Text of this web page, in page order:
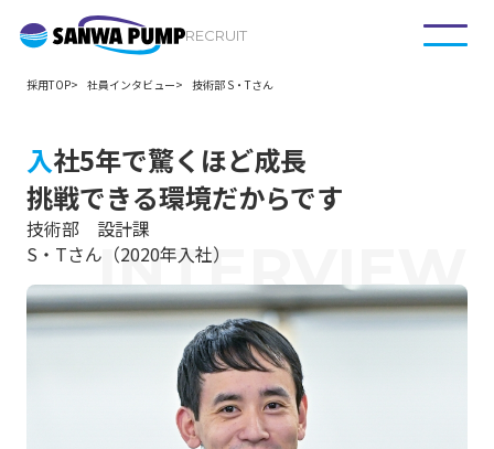
RECRUIT
採用TOP 社員インタビュー 技術部 S・Tさん
INTERVIEW
入社5年で驚くほど成長
挑戦できる環境だからです
技術部 設計課
S・Tさん（2020年入社）